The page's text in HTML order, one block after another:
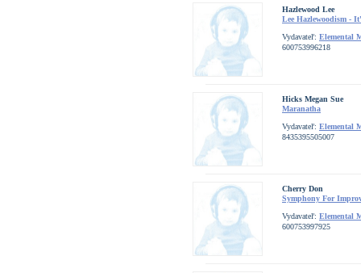
Hazlewood Lee
Lee Hazlewoodism -
Vydavateľ: Elemental
600753996218
Hicks Megan Sue
Maranatha
Vydavateľ: Elemental
8435395505007
Cherry Don
Symphony For
Vydavateľ: Elemental
600753997925